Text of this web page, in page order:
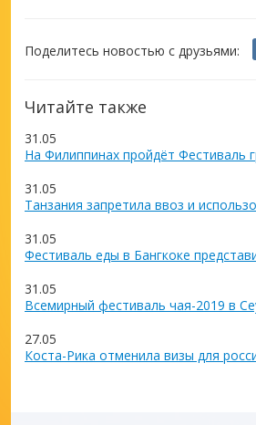
Поделитесь новостью с друзьями:
Читайте также
31.05
На Филиппинах пройдёт Фестиваль
31.05
Танзания запретила ввоз и
31.05
Фестиваль еды в Бангкоке
31.05
Всемирный фестиваль чая-2019 в
27.05
Коста-Рика отменила визы для